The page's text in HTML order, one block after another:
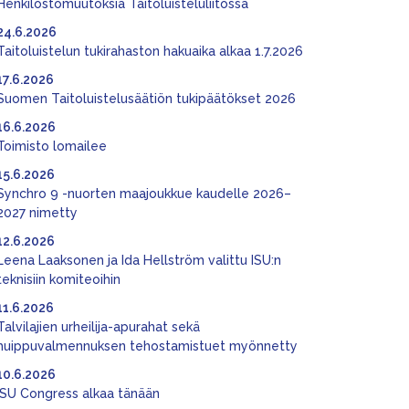
Taitoluisteluliitossa
tukirahaston hakuaika alkaa 1.7.2026
Taitoluistelusäätiön tukipäätökset 2026
lomailee
9 -nuorten maajoukkue kaudelle 2026–
nimetty
Laaksonen ja Ida Hellström valittu ISU:n
komiteoihin
urheilija-apurahat sekä
tehostamistuet myönnetty
ISU Congress alkaa tänään